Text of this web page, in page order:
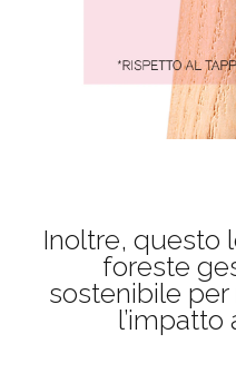
Inoltre, questo
foreste
sostenibile
l’impatto